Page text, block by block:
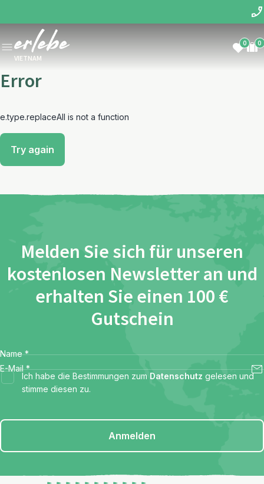
VIETNAM
0 0
Error
e.type.replaceAll is not a function
Try again
Melden Sie sich für unseren
kostenlosen Newsletter an und
erhalten Sie einen 100 €
Gutschein
Name *
E-Mail *
Ich habe die Bestimmungen zum Datenschutz gelesen und
stimme diesen zu.
Anmelden